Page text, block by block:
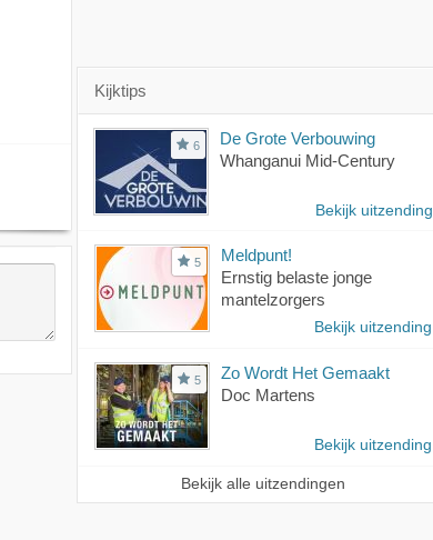
Kijktips
6
De Grote Verbouwing
Whanganui Mid-Century
Bekijk uitzending
5
Meldpunt!
Ernstig belaste jonge
mantelzorgers
Bekijk uitzending
5
Zo Wordt Het Gemaakt
Doc Martens
Bekijk uitzending
Bekijk alle uitzendingen